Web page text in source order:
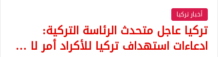
أخبار تركيا
تركيا عاجل متحدث الرئاسة التركية:
ادعاءات استهداف تركيا للأكراد أمر لا …